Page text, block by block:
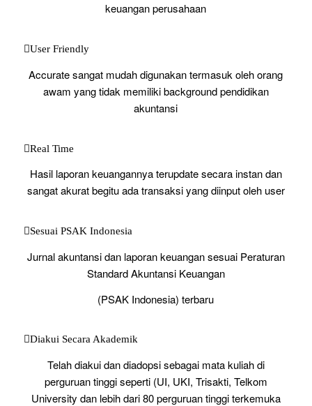
keuangan perusahaan
User Friendly
Accurate sangat mudah digunakan termasuk oleh orang
awam yang tidak memiliki background pendidikan
akuntansi
Real Time
Hasil laporan keuangannya terupdate secara instan dan
sangat akurat begitu ada transaksi yang diinput oleh user
Sesuai PSAK Indonesia
Jurnal akuntansi dan laporan keuangan sesuai Peraturan
Standard Akuntansi Keuangan
(PSAK Indonesia) terbaru
Diakui Secara Akademik
Telah diakui dan diadopsi sebagai mata kuliah di
perguruan tinggi seperti (UI, UKI, Trisakti, Telkom
University dan lebih dari 80 perguruan tinggi terkemuka